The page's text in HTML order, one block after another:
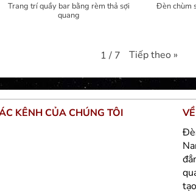
Trang trí quầy bar bằng rèm thả sợi
quang
Đèn chùm
1 / 7 Tiếp theo »
KÊNH CỦA CHÚNG TÔI